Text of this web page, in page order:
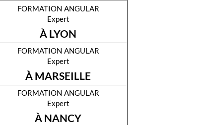
formation angular
Expert
À LYON
formation angular
Expert
À MARSEILLE
formation angular
Expert
À NANCY